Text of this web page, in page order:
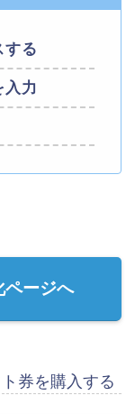
する
力
ージへ
券を購入する